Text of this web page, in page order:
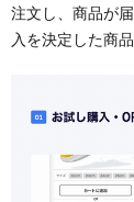
注文し、商品が
入を決定した商